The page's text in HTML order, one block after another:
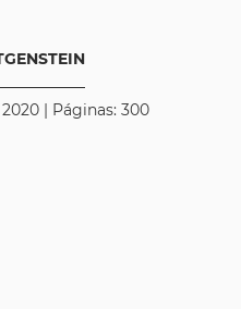
| Páginas: 300